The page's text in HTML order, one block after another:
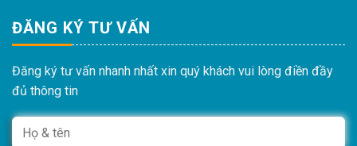
ĐĂNG KÝ TƯ VẤN
Đăng ký tư vấn nhanh nhất xin quý khách vui lòng điền đầy
đủ thông tin